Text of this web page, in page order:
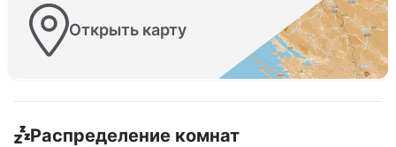
Открыть карту
Распределение комнат